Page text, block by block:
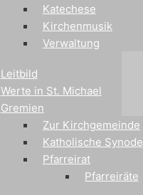
Katechese
Kirchenmusik
Verwaltung
Leitbild
Werte in St. Michael
Gremien
Zur Kirchgemeinde
Katholische Synode
Pfarreirat
Pfarreiräte